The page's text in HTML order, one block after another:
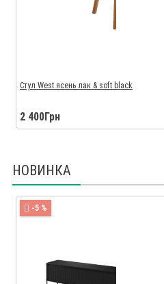
Стул West ясень лак & soft black
2 400Грн
НОВИНКА
-5 %